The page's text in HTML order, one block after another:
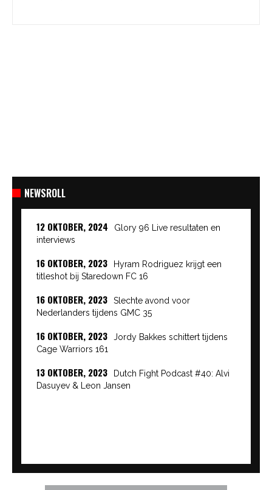
NEWSROLL
12 OKTOBER, 2024
Glory 96 Live resultaten en
interviews
16 OKTOBER, 2023
Hyram Rodriguez krijgt een
titleshot bij Staredown FC 16
16 OKTOBER, 2023
Slechte avond voor
Nederlanders tijdens GMC 35
16 OKTOBER, 2023
Jordy Bakkes schittert tijdens
Cage Warriors 161
13 OKTOBER, 2023
Dutch Fight Podcast #40: Alvi
Dasuyev & Leon Jansen